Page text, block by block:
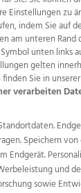
Mediadaten
Impressum
Ehrenkodex
des
OÖNow
OÖN Reise
Einstellungen zu
indem Sie auf
am unteren Rand
unten links
gelten
Sie in
verarbeiten
Speichern
Endgerät.
und
sowie